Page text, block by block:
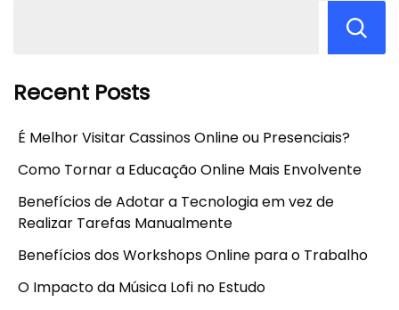
Recent Posts
É Melhor Visitar Cassinos Online ou Presenciais?
Como Tornar a Educação Online Mais Envolvente
Benefícios de Adotar a Tecnologia em vez de
Realizar Tarefas Manualmente
Benefícios dos Workshops Online para o Trabalho
O Impacto da Música Lofi no Estudo